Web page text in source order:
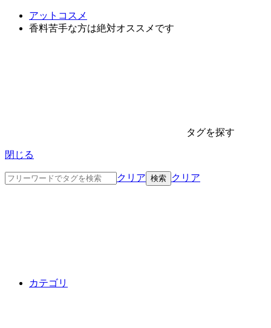
アットコスメ
香料苦手な方は絶対オススメです
タグを探す
閉じる
クリア クリア
カテゴリ